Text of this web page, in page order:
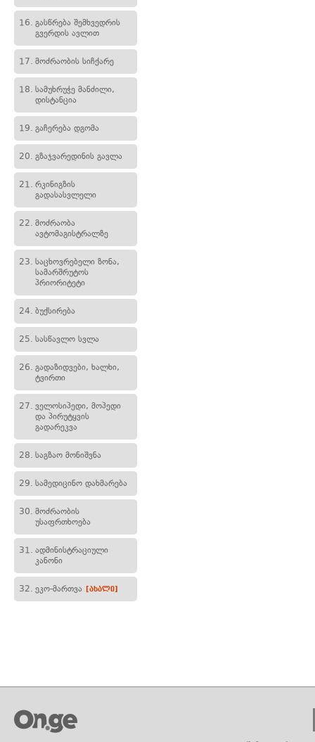
16. გასწრება შემხვედრის
გვერდის ავლით
17. მოძრაობის სიჩქარე
18. სამუხრუჭე მანძილი,
დისტანცია
19. გაჩერება დგომა
20. გზაჯვარედინის გავლა
21. რკინიგზის
გადასასვლელი
22. მოძრაობა
ავტომაგისტრალზე
23. საცხოვრებელი ზონა,
სამარშრუტოს
პრიორიტეტი
24. ბუქსირება
25. სასწავლო სვლა
26. გადაზიდვები, ხალხი,
ტვირთი
27. ველოსიპედი, მოპედი
და პირუტყვის
გადარეკვა
28. საგზაო მონიშვნა
29. სამედიცინო დახმარება
30. მოძრაობის
უსაფრთხოება
31. ადმინისტრაციული
კანონი
32. ეკო-მართვა [ახალი]